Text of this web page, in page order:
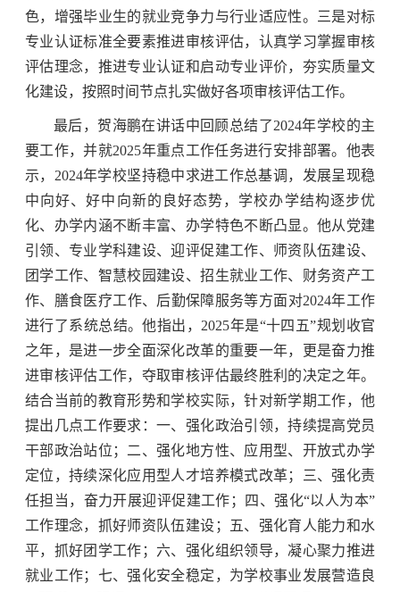
色，增强毕业生的就业竞争力与行业适应性。三是对标
专业认证标准全要素推进审核评估，认真学习掌握审核
评估理念，推进专业认证和启动专业评价，夯实质量文
化建设，按照时间节点扎实做好各项审核评估工作。
最后，贺海鹏在讲话中回顾总结了2024年学校的主
要工作，并就2025年重点工作任务进行安排部署。他表
示，2024年学校坚持稳中求进工作总基调，发展呈现稳
中向好、好中向新的良好态势，学校办学结构逐步优
化、办学内涵不断丰富、办学特色不断凸显。他从党建
引领、专业学科建设、迎评促建工作、师资队伍建设、
团学工作、智慧校园建设、招生就业工作、财务资产工
作、膳食医疗工作、后勤保障服务等方面对2024年工作
进行了系统总结。他指出，2025年是“十四五”规划收官
之年，是进一步全面深化改革的重要一年，更是奋力推
进审核评估工作，夺取审核评估最终胜利的决定之年。
结合当前的教育形势和学校实际，针对新学期工作，他
提出几点工作要求：一、强化政治引领，持续提高党员
干部政治站位；二、强化地方性、应用型、开放式办学
定位，持续深化应用型人才培养模式改革；三、强化责
任担当，奋力开展迎评促建工作；四、强化“以人为本”
工作理念，抓好师资队伍建设；五、强化育人能力和水
平，抓好团学工作；六、强化组织领导，凝心聚力推进
就业工作；七、强化安全稳定，为学校事业发展营造良